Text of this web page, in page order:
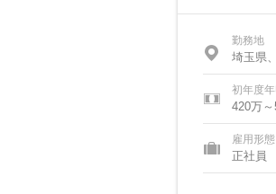
勤務地
埼玉県
初年度
420万
雇用形態
正社員